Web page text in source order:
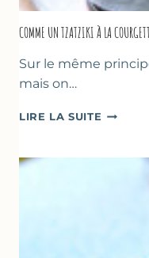
COMME UN TZATZIKI À LA
Sur le même
mais on…
LIRE LA SUITE COMME
À